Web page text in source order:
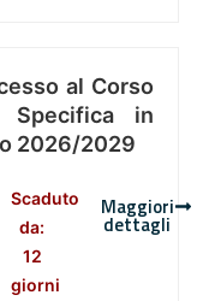
al Corso
Specifica in
2026/2029
Scaduto
da:
12
giorni
Maggiori
dettagli